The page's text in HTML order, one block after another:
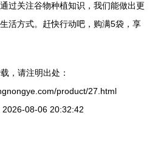
过关注谷物种植知识，我们能做出更
活方式。赶快行动吧，购满5袋，享
，请注明出处：
product/27.html
2026-08-06 20:32:42